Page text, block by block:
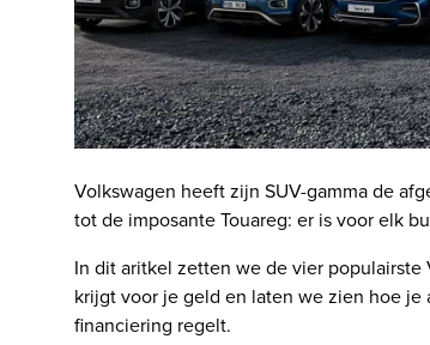
Volkswagen heeft zijn SUV-gamma de
tot de imposante Touareg: er is voor elk
In dit aritkel zetten we de vier
krijgt voor je geld en laten we zien hoe
financiering regelt.